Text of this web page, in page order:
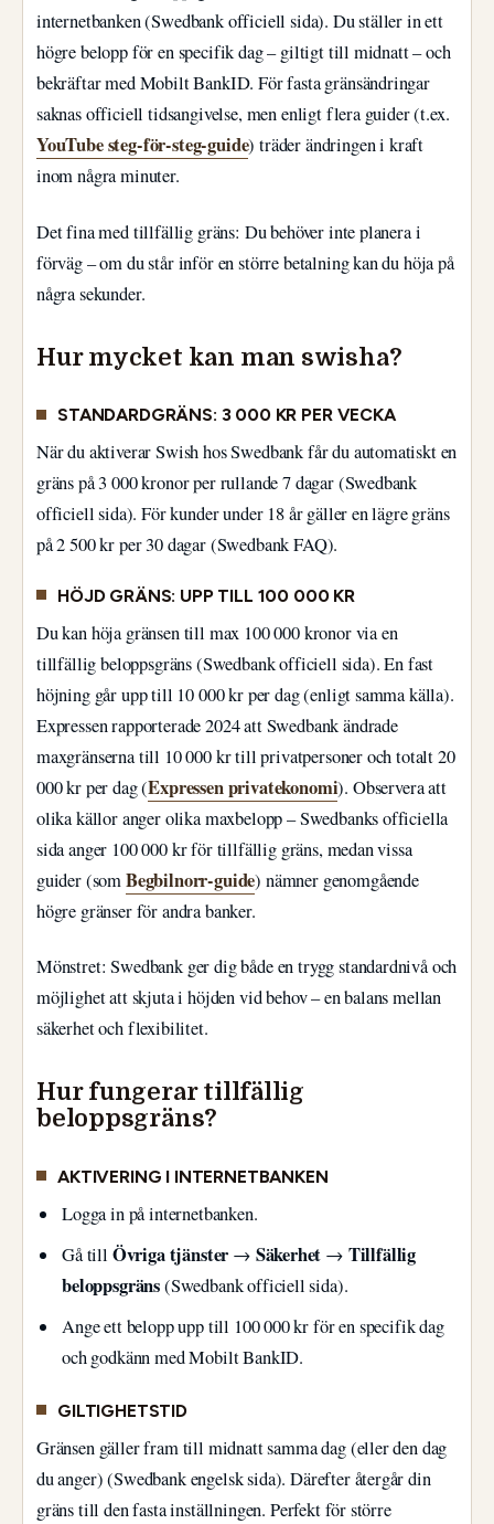
internetbanken (Swedbank officiell sida). Du ställer in ett
högre belopp för en specifik dag – giltigt till midnatt – och
bekräftar med Mobilt BankID. För fasta gränsändringar
saknas officiell tidsangivelse, men enligt flera guider (t.ex.
YouTube steg-för-steg-guide) träder ändringen i kraft
inom några minuter.
Det fina med tillfällig gräns: Du behöver inte planera i
förväg – om du står inför en större betalning kan du höja på
några sekunder.
Hur mycket kan man swisha?
STANDARDGRÄNS: 3 000 KR PER VECKA
När du aktiverar Swish hos Swedbank får du automatiskt en
gräns på 3 000 kronor per rullande 7 dagar (Swedbank
officiell sida). För kunder under 18 år gäller en lägre gräns
på 2 500 kr per 30 dagar (Swedbank FAQ).
HÖJD GRÄNS: UPP TILL 100 000 KR
Du kan höja gränsen till max 100 000 kronor via en
tillfällig beloppsgräns (Swedbank officiell sida). En fast
höjning går upp till 10 000 kr per dag (enligt samma källa).
Expressen rapporterade 2024 att Swedbank ändrade
maxgränserna till 10 000 kr till privatpersoner och totalt 20
000 kr per dag (Expressen privatekonomi). Observera att
olika källor anger olika maxbelopp – Swedbanks officiella
sida anger 100 000 kr för tillfällig gräns, medan vissa
guider (somBegbilnorr-guide) nämner genomgående
högre gränser för andra banker.
Mönstret: Swedbank ger dig både en trygg standardnivå och
möjlighet att skjuta i höjden vid behov – en balans mellan
säkerhet och flexibilitet.
Hur fungerar tillfällig
beloppsgräns?
AKTIVERING I INTERNETBANKEN
Logga in på internetbanken.
Gå till Övriga tjänster → Säkerhet → Tillfällig
beloppsgräns(Swedbank officiell sida).
Ange ett belopp upp till 100 000 kr för en specifik dag
och godkänn med Mobilt BankID.
GILTIGHETSTID
Gränsen gäller fram till midnatt samma dag (eller den dag
du anger) (Swedbank engelsk sida). Därefter återgår din
gräns till den fasta inställningen. Perfekt för större